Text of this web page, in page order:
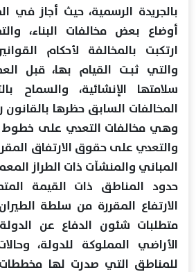
بالجريدة الرسمية، حيث أجاز في
أوضاع بعض مخالفات البناء،
ارتكبت بالمخالفة لأحكام
والتي ثبـت القيام بها، قبل
سلامتها الإنشائية، والسماح
وهي مخالفات التعدي على خطوط
والتعدي على حقوق الارتفاق
المباني والمنشآت ذات الطراز
حدود المناطق ذات القيمة
الارتفاع المقررة من سلطة
متطلبات شئون الدفاع عن
الأراضي المملوكة للدولة،
للمناطق التي صدرت لها